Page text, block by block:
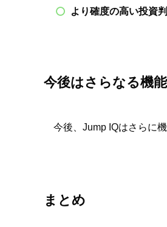
より確度の高い投資
今後はさらなる機
今後、Jump IQはさらに
まとめ